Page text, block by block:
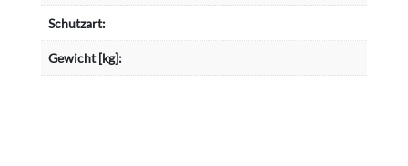
Schutzart:
Gewicht [kg]: